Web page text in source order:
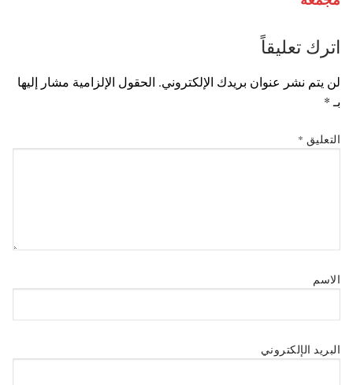
اترك تعليقاً
لن يتم نشر عنوان بريدك الإلكتروني. الحقول الإلزامية مشار إليها
بـ *
التعليق *
الاسم
البريد الإلكتروني